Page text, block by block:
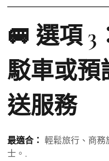
🚐 選項 3
駁車或預
送服務
最適合： 輕鬆旅行、商務
士。.